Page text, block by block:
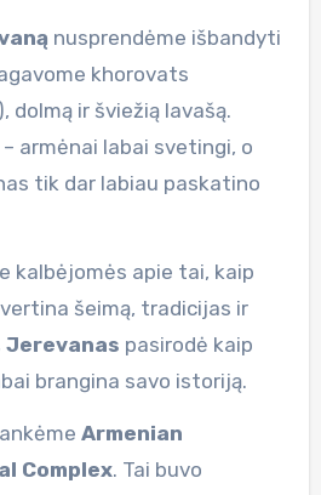
nusprendėme išbandyti
khorovats
dolmą ir šviežią lavašą.
armėnai labai svetingi, o
tik dar labiau paskatino
kalbėjomės apie tai, kaip
šeimą, tradicijas ir
Jerevanas pasirodė kaip
brangina savo istoriją.
Armenian
Complex. Tai buvo